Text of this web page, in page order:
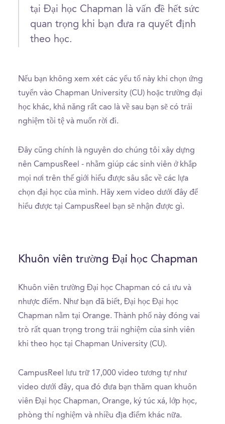
tại Đại học Chapman là vấn đề hết sức
quan trọng khi bạn đưa ra quyết định
theo học.
Nếu bạn không xem xét các yếu tố này khi chọn ứng
tuyển vào Chapman University (CU) hoặc trường đại
học khác, khả năng rất cao là về sau bạn sẽ có trải
nghiệm tồi tệ và muốn rời đi.
Đây cũng chính là nguyên do chúng tôi xây dựng
nên CampusReel - nhằm giúp các sinh viên ở khắp
mọi nơi trên thế giới hiểu được sâu sắc về các lựa
chọn đại học của mình. Hãy xem video dưới đây để
hiểu được tại CampusReel bạn sẽ nhận được gì.
Khuôn viên trường Đại học Chapman
Khuôn viên trường Đại học Chapman có cả ưu và
nhược điểm. Như bạn đã biết, Đại học Đại học
Chapman nằm tại Orange. Thành phố này đóng vai
trò rất quan trọng trong trải nghiệm của sinh viên
khi theo học tại Chapman University (CU).
CampusReel lưu trữ 17,000 video tương tự như
video dưới đây, qua đó đưa bạn thăm quan khuôn
viên Đại học Chapman, Orange, ký túc xá, lớp học,
phòng thí nghiệm và nhiều địa điểm khác nữa.